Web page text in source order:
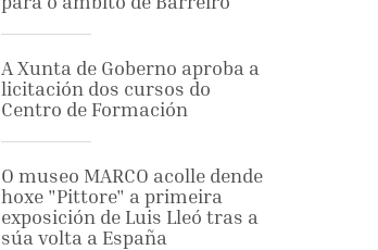
A Xunta de Goberno aproba a
licitación dos cursos do
Centro de Formación
O museo MARCO acolle dende
hoxe "Pittore" a primeira
exposición de Luis Lleó tras a
súa volta a España